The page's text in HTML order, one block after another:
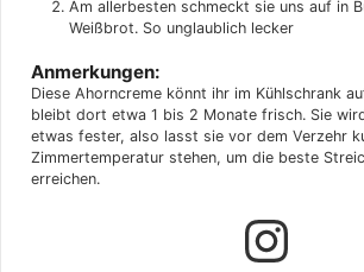
Am allerbesten schmeckt sie uns auf in
Weißbrot. So unglaublich lecker
Anmerkungen:
Diese Ahorncreme könnt ihr im Kühlschrank
bleibt dort etwa 1 bis 2 Monate frisch. Sie
etwas fester, also lasst sie vor dem Verzehr
Zimmertemperatur stehen, um die beste
erreichen.